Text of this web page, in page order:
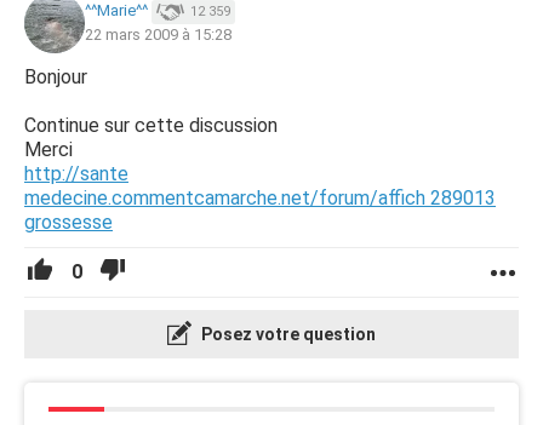
^^Marie^^ 12 359
22 mars 2009 à 15:28
Bonjour
Continue sur cette discussion
Merci
http://sante
medecine.commentcamarche.net/forum/affich 289013
grossesse
0
Posez votre question